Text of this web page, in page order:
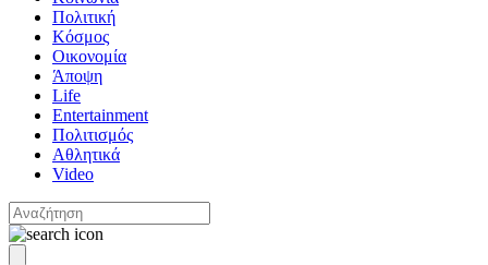
Πολιτική
Κόσμος
Οικονομία
Άποψη
Life
Entertainment
Πολιτισμός
Αθλητικά
Video